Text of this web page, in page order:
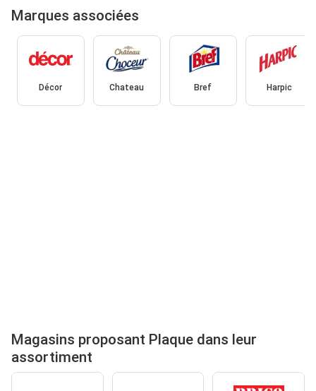
Marques associées
Décor Chateau Bref Harpic
Magasins proposant Plaque dans leur
assortiment